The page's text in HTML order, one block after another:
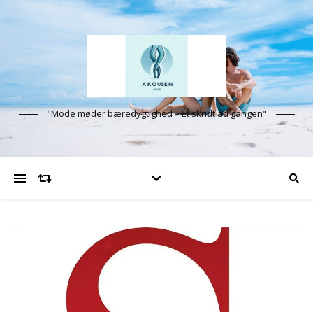
"Mode møder bæredygtighed – Ét skridt ad gangen"